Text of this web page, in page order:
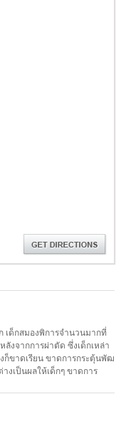
เด็กสมองพิการจำนวนมากที่
งจากการผ่าตัด ซึ่งเด็กเหล่า
ก็ขาดเรียน ขาดการกระตุ้นพัฒ
งเป็นผลให้เด็กๆ ขาดการ